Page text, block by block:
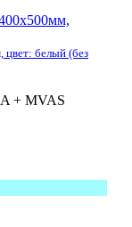
белый (без
+ MVAS